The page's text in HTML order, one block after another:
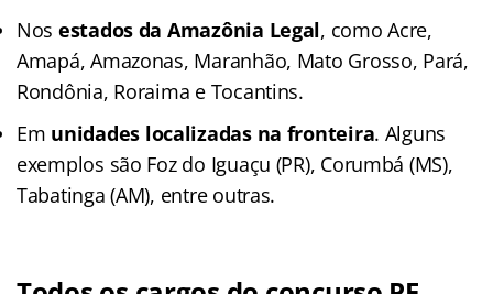
Nos estados da Amazônia Legal, como Acre,
Amapá, Amazonas, Maranhão, Mato Grosso, Pará,
Rondônia, Roraima e Tocantins.
Em unidades localizadas na fronteira. Alguns
exemplos são Foz do Iguaçu (PR), Corumbá (MS),
Tabatinga (AM), entre outras.